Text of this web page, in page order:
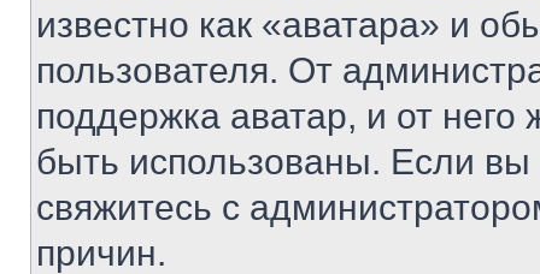
известно как «аватара» и
пользователя. От
поддержка аватар, и от него
быть использованы. Если
свяжитесь с
причин.